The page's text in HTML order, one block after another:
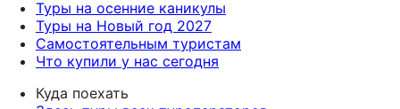
Туры на осенние каникулы
Туры на Новый год 2027
Самостоятельным туристам
Что купили у нас сегодня
Куда поехать